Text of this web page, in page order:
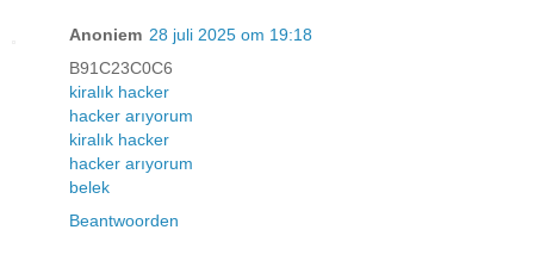
Anoniem 28 juli 2025 om 19:18
B91C23C0C6
kiralık hacker
hacker arıyorum
kiralık hacker
hacker arıyorum
belek
Beantwoorden